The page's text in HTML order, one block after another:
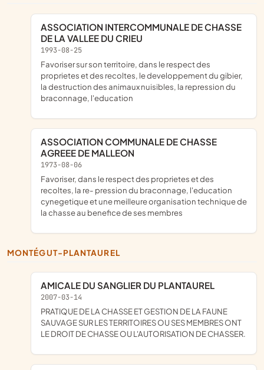
ASSOCIATION INTERCOMMUNALE DE CHASSE
DE LA VALLEE DU CRIEU
1993-08-25
Favoriser sur son territoire, dans le respect des
proprietes et des recoltes, le developpement du gibier,
la destruction des animaux nuisibles, la repression du
braconnage, l'education
ASSOCIATION COMMUNALE DE CHASSE
AGREEE DE MALLEON
1973-08-06
Favoriser, dans le respect des proprietes et des
recoltes, la re- pression du braconnage, l'education
cynegetique et une meilleure organisation technique de
la chasse au benefice de ses membres
MONTÉGUT-PLANTAUREL
AMICALE DU SANGLIER DU PLANTAUREL
2007-03-14
PRATIQUE DE LA CHASSE ET GESTION DE LA FAUNE
SAUVAGE SUR LES TERRITOIRES OU SES MEMBRES ONT
LE DROIT DE CHASSE OU L'AUTORISATION DE CHASSER.